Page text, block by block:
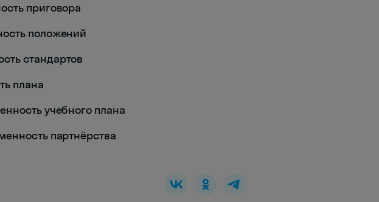
приговора
положений
стандартов
плана
учебного плана
партнёрства